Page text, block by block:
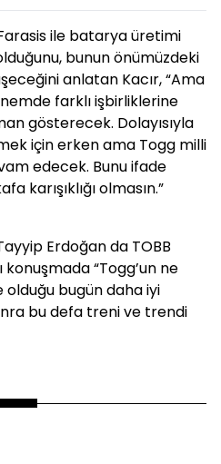
ile batarya üretimi
bunun önümüzdeki
anlatan Kacır, “Ama
farklı işbirliklerine
gösterecek. Dolayısıyla
için erken ama Togg milli
edecek. Bunu ifade
karışıklığı olmasın.”
Erdoğan da TOBB
konuşmada “Togg’un ne
bugün daha iyi
bu defa treni ve trendi